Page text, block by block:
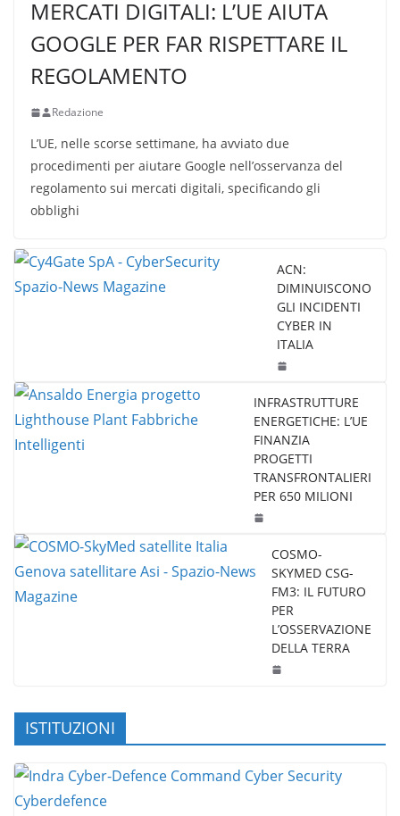
MERCATI DIGITALI: L’UE AIUTA
GOOGLE PER FAR RISPETTARE IL
REGOLAMENTO
Redazione
L’UE, nelle scorse settimane, ha avviato due
procedimenti per aiutare Google nell’osservanza del
regolamento sui mercati digitali, specificando gli
obblighi
ACN:
DIMINUISCONO
GLI INCIDENTI
CYBER IN
ITALIA
INFRASTRUTTURE
ENERGETICHE: L’UE
FINANZIA
PROGETTI
TRANSFRONTALIERI
PER 650 MILIONI
COSMO-
SKYMED CSG-
FM3: IL FUTURO
PER
L’OSSERVAZIONE
DELLA TERRA
ISTITUZIONI